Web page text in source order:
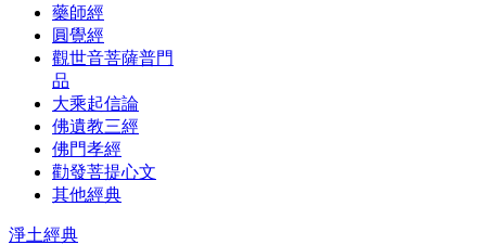
藥師經
圓覺經
觀世音菩薩普門
品
大乘起信論
佛遺教三經
佛門孝經
勸發菩提心文
其他經典
淨土經典